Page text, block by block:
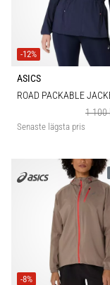
-12%
ASICS
ROAD PACKABLE
1 100
Senaste lägsta pris
-8%